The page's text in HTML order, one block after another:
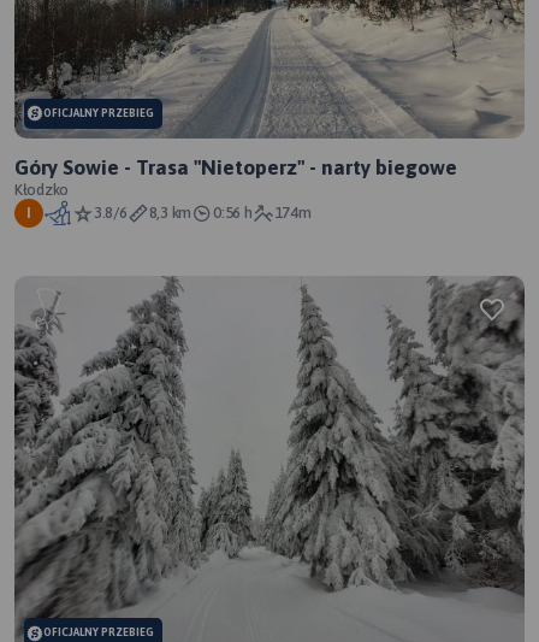
OFICJALNY PRZEBIEG
Góry Sowie - Trasa "Nietoperz" - narty biegowe
Kłodzko
I 3.8/6 8,3 km 0:56 h 174m
OFICJALNY PRZEBIEG